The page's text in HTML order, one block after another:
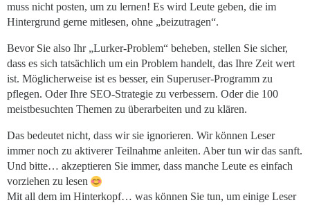
muss nicht posten, um zu lernen! Es wird Leute geben, die im
Hintergrund gerne mitlesen, ohne „beizutragen“.
Bevor Sie also Ihr „Lurker-Problem“ beheben, stellen Sie sicher,
dass es sich tatsächlich um ein Problem handelt, das Ihre Zeit wert
ist. Möglicherweise ist es besser, ein Superuser-Programm zu
pflegen. Oder Ihre SEO-Strategie zu verbessern. Oder die 100
meistbesuchten Themen zu überarbeiten und zu klären.
Das bedeutet nicht, dass wir sie ignorieren. Wir können Leser
immer noch zu aktiverer Teilnahme anleiten. Aber tun wir das sanft.
Und bitte… akzeptieren Sie immer, dass manche Leute es einfach
vorziehen zu lesen
Mit all dem im Hinterkopf… was können Sie tun, um einige Leser